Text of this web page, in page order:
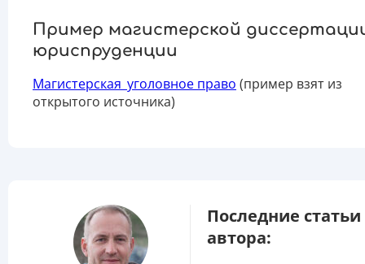
Пример магистерской
юриспруденции
Магистерская_уголовное право (пример взят из
открытого источника)
Последние статьи
автора: